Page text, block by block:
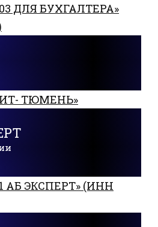
ДЛЯ БУХГАЛТЕРА»
ТЮМЕНЬ»
АБ ЭКСПЕРТ» (ИНН